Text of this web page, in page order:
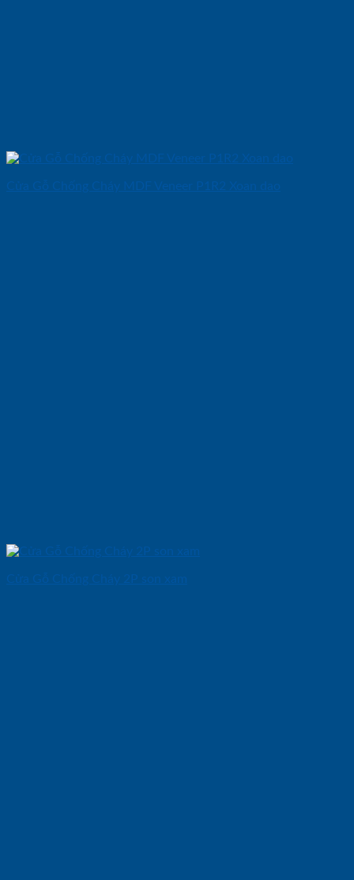
Cửa Gỗ Chống Cháy MDF Veneer P1R2 Xoan dao
Cửa Gỗ Chống Cháy 2P son xam